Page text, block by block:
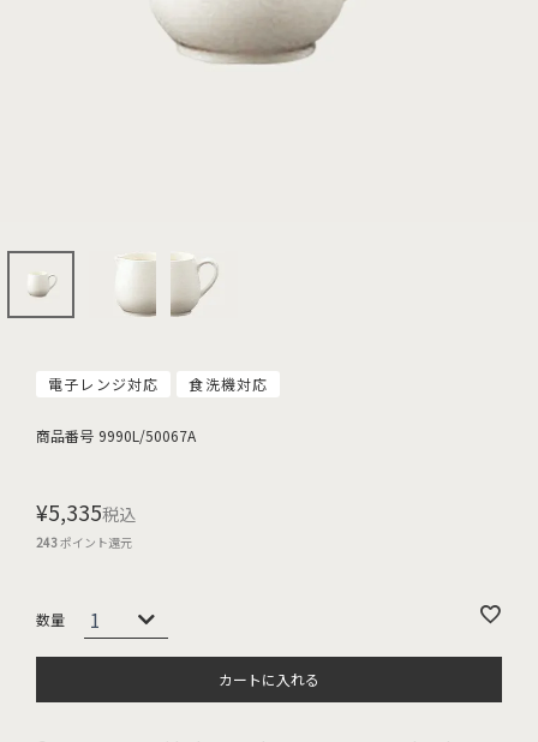
電子レンジ対応 食洗機対応
商品番号 9990L/50067A
¥5,335税込
243ポイント還元
カートに入れる